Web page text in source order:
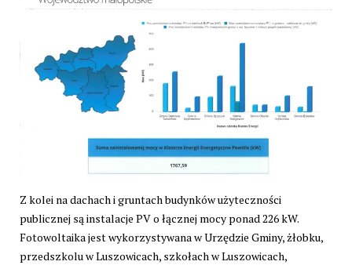
Z kolei na dachach i gruntach budynków użyteczności
publicznej są instalacje PV o łącznej mocy ponad 226 kW.
Fotowoltaika jest wykorzystywana w Urzędzie Gminy, żłobku,
przedszkolu w Luszowicach, szkołach w Luszowicach,